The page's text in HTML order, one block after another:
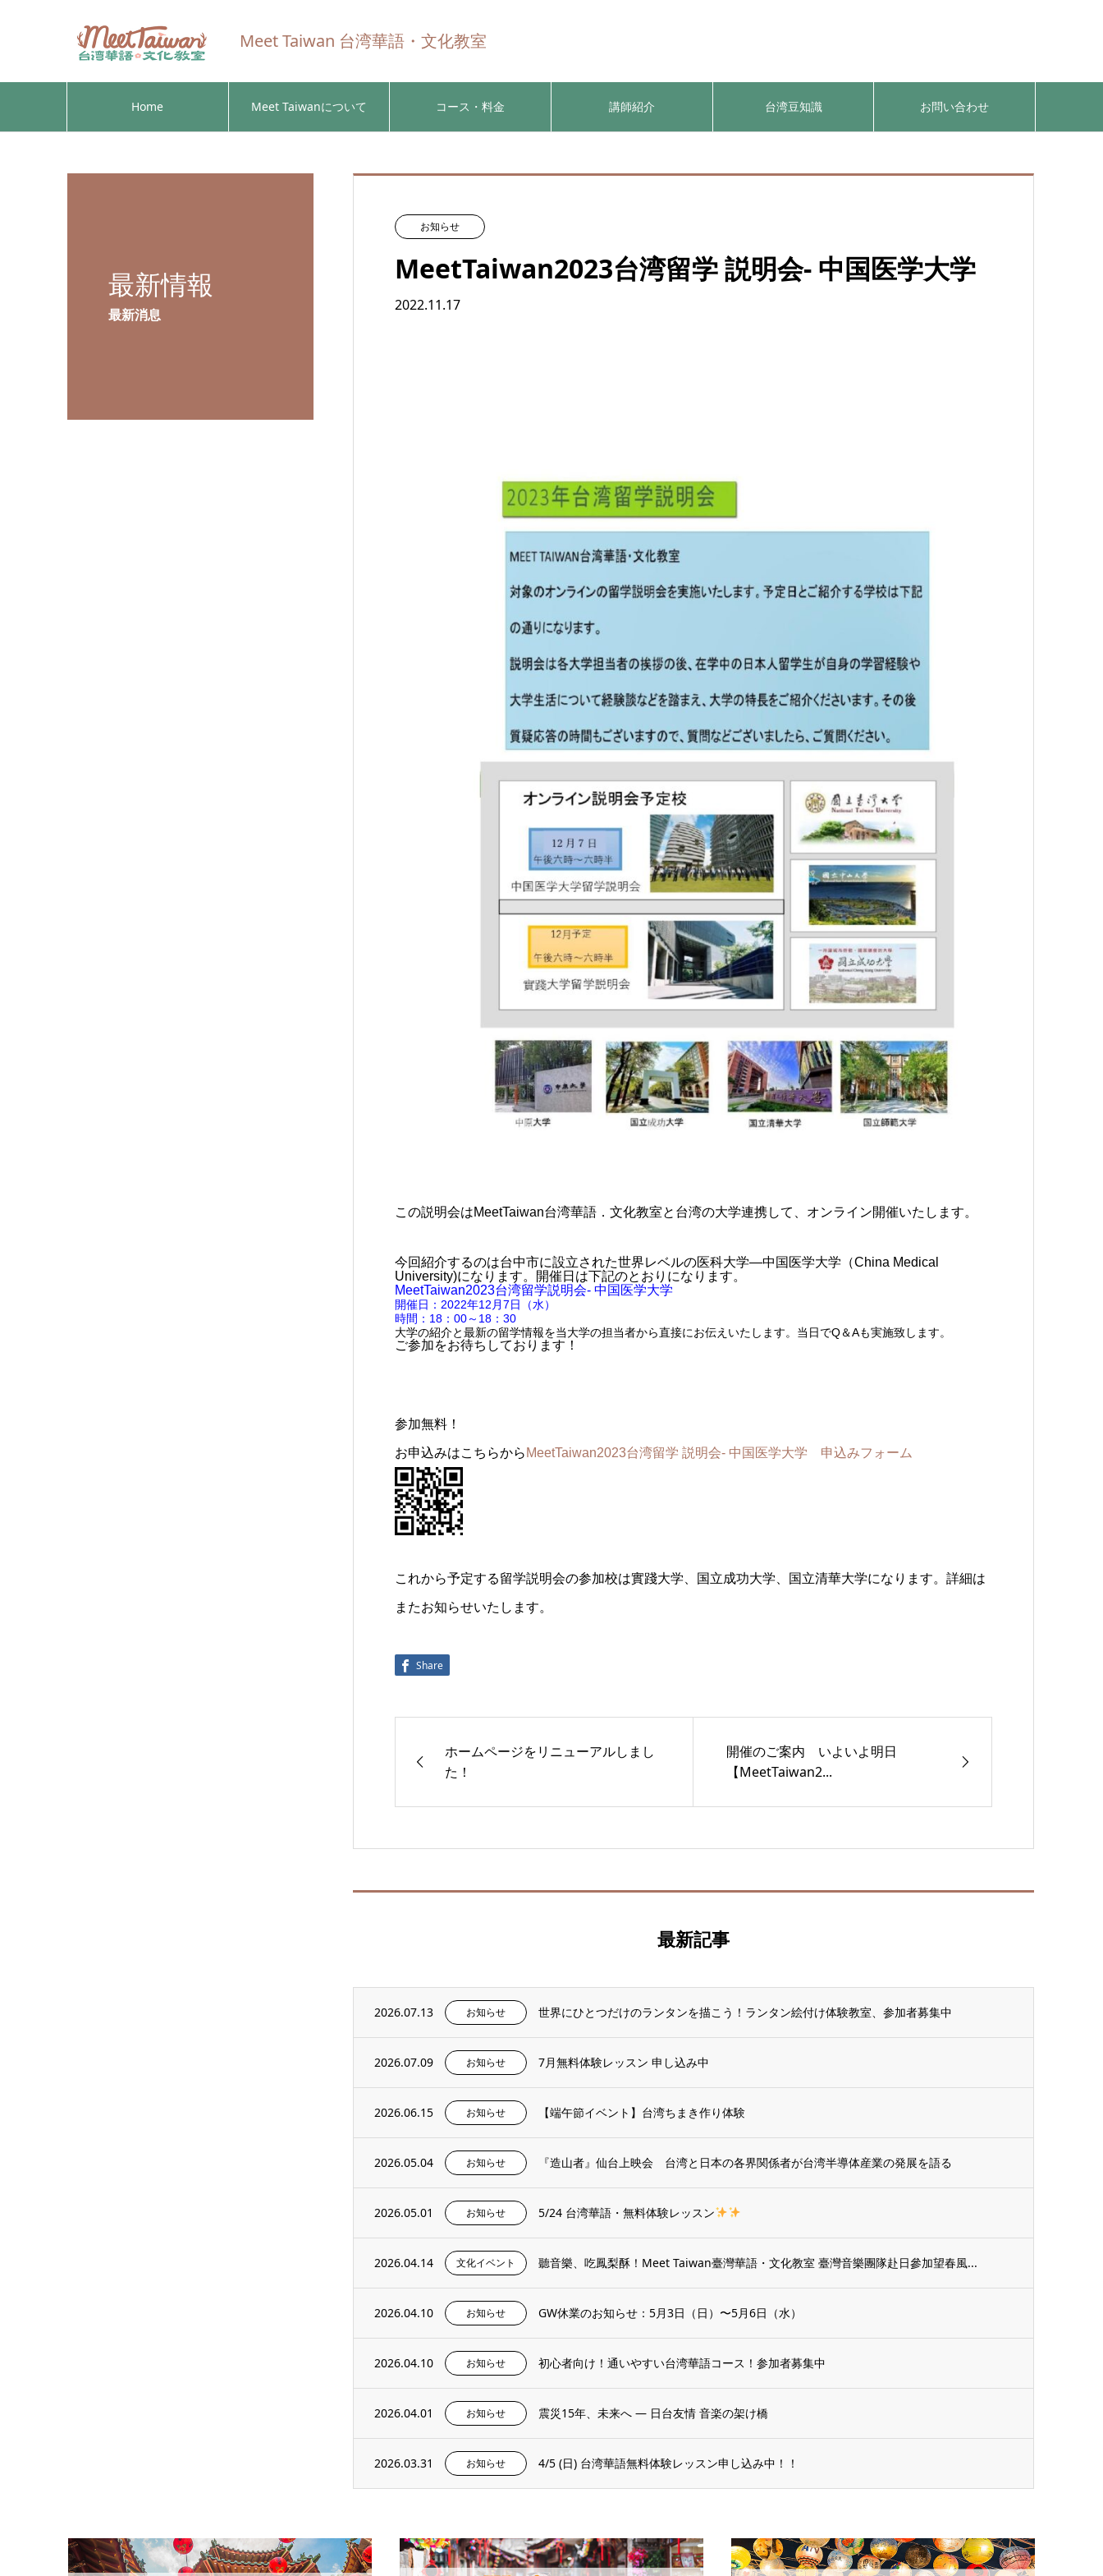
Meet Taiwan 台湾華語・文化教室
Home Meet Taiwanについて コース・料金 講師紹介 台湾豆知識 お問い合わせ
最新情報
最新消息
お知らせ
MeetTaiwan2023台湾留学 説明会- 中国医学大学
2022.11.17
この説明会はMeetTaiwan台湾華語．文化教室と台湾の大学連携して、オンライン開催いたします。
今回紹介するのは台中市に設立された世界レベルの医科大学—中国医学大学（China Medical
University)になります。開催日は下記のとおりになります。
MeetTaiwan2023台湾留学説明会- 中国医学大学
開催日：2022年12月7日（水）
時間：18：00～18：30
大学の紹介と最新の留学情報を当大学の担当者から直接にお伝えいたします。当日でQ＆Aも実施致します。
ご参加をお待ちしております！
参加無料！
お申込みはこちらから MeetTaiwan2023台湾留学 説明会- 中国医学大学 申込みフォーム
これから予定する留学説明会の参加校は實踐大学、国立成功大学、国立清華大学になります。詳細は
またお知らせいたします。
Share
ホームページをリニューアルしまし
た！
開催のご案内 いよいよ明日
【MeetTaiwan2...
最新記事
2026.07.13 お知らせ 世界にひとつだけのランタンを描こう！ランタン絵付け体験教室、参加者募集中
2026.07.09 お知らせ 7月無料体験レッスン 申し込み中
2026.06.15 お知らせ 【端午節イベント】台湾ちまき作り体験
2026.05.04 お知らせ 『造山者』仙台上映会 台湾と日本の各界関係者が台湾半導体産業の発展を語る
2026.05.01 お知らせ 5/24 台湾華語・無料体験レッスン
2026.04.14 文化イベント 聽音樂、吃鳳梨酥！Meet Taiwan臺灣華語・文化教室 臺灣音樂團隊赴日參加望春風...
2026.04.10 お知らせ GW休業のお知らせ：5月3日（日）〜5月6日（水）
2026.04.10 お知らせ 初心者向け！通いやすい台湾華語コース！参加者募集中
2026.04.01 お知らせ 震災15年、未来へ ― 日台友情 音楽の架け橋
2026.03.31 お知らせ 4/5 (日) 台湾華語無料体験レッスン申し込み中！！